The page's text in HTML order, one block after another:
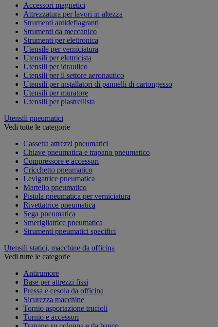
Accessori magnetici
Attrezzatura per lavori in altezza
Strumenti antideflagranti
Strumenti da meccanico
Strumenti per elettronica
Utensile per verniciatura
Utensili per elettricista
Utensili per idraulico
Utensili per il settore aeronautico
Utensili per installatori di pannelli di cartongesso
Utensili per muratore
Utensili per piastrellista
Utensili pneumatici
Vedi tutte le categorie
Cassetta attrezzi pneumatici
Chiave pneumatica e trapano pneumatico
Compressore e accessori
Cricchetto pneumatico
Levigatrice pneumatica
Martello pneumatico
Pistola pneumatica per verniciatura
Rivettatrice pneumatica
Sega pneumatica
Smerigliatrice pneumatica
Strumenti pneumatici specifici
Utensili statici, macchine da officina
Vedi tutte le categorie
Antirumore
Base per attrezzi fissi
Pressa e cesoia da officina
Sicurezza macchine
Tornio asportazione trucioli
Tornio e accessori